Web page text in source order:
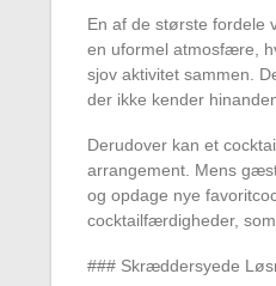
En af de største fordele
en uformel atmosfære,
sjov aktivitet sammen.
der ikke kender
Derudover kan et
arrangement. Mens
og opdage nye
cocktailfærdigheder,
### Skræddersyede